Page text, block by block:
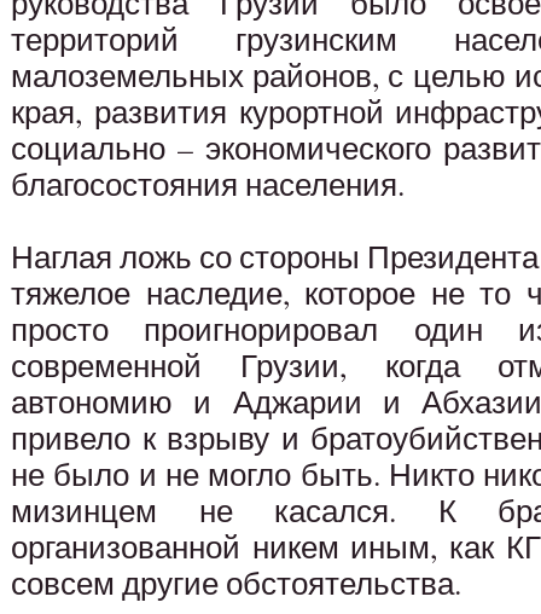
территорий грузинским
малоземельных районов, с целью
края, развития курортной
социально – экономического
благосостояния населения.
Наглая ложь со стороны
тяжелое наследие, которое не то
просто проигнорировал один
современной Грузии, когда
автономию и Аджарии и
привело к взрыву и
не было и не могло быть. Никто
мизинцем не касался. К
организованной никем иным, как
совсем другие обстоятельства.